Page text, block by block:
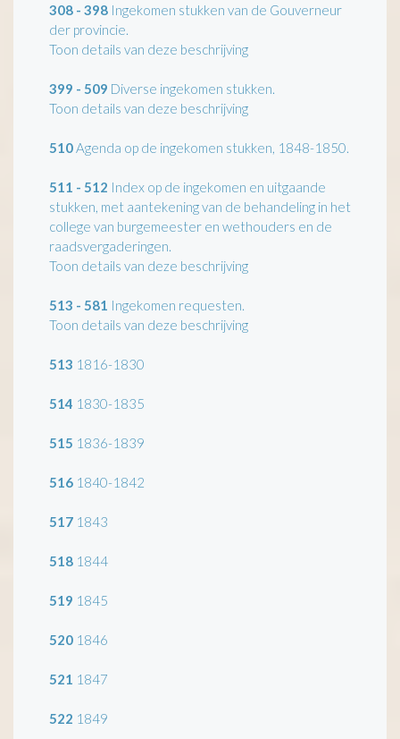
308 - 398 Ingekomen stukken van de Gouverneur
der provincie.
Toon details van deze beschrijving
399 - 509 Diverse ingekomen stukken.
Toon details van deze beschrijving
510 Agenda op de ingekomen stukken, 1848-1850.
511 - 512 Index op de ingekomen en uitgaande
stukken, met aantekening van de behandeling in het
college van burgemeester en wethouders en de
raadsvergaderingen.
Toon details van deze beschrijving
513 - 581 Ingekomen requesten.
Toon details van deze beschrijving
513 1816-1830
514 1830-1835
515 1836-1839
516 1840-1842
517 1843
518 1844
519 1845
520 1846
521 1847
522 1849